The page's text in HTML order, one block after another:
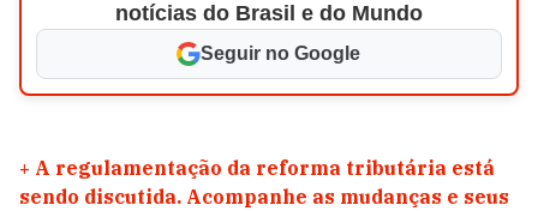
notícias do Brasil e do Mundo
Seguir no Google
+ A regulamentação da reforma tributária está
sendo discutida. Acompanhe as mudanças e seus